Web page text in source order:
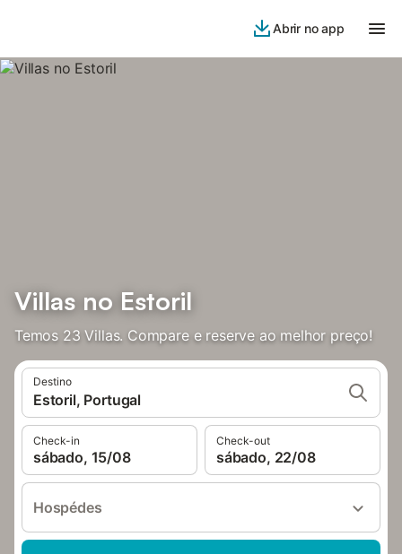
Abrir no app
Villas no Estoril
Temos 23 Villas. Compare e reserve ao melhor preço!
Destino
Estoril, Portugal
Check-in
sábado, 15/08
Check-out
sábado, 22/08
Hospédes